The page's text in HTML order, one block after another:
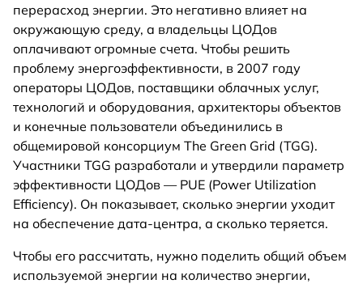
перерасход энергии. Это негативно влияет на
окружающую среду, а владельцы ЦОДов
оплачивают огромные счета. Чтобы решить
проблему энергоэффективности, в 2007 году
операторы ЦОДов, поставщики облачных услуг,
технологий и оборудования, архитекторы объектов
и конечные пользователи объединились в
общемировой консорциум The Green Grid (TGG).
Участники TGG разработали и утвердили параметр
эффективности ЦОДов — PUE (Power Utilization
Efficiency). Он показывает, сколько энергии уходит
на обеспечение дата-центра, а сколько теряется.
Чтобы его рассчитать, нужно поделить общий объем
используемой энергии на количество энергии,